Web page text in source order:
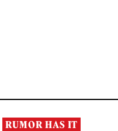
RUMOR HAS IT